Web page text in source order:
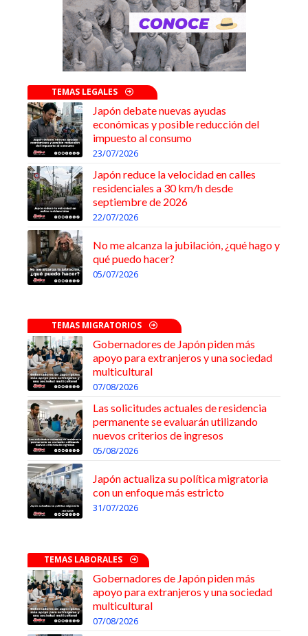
TEMAS LEGALES
Japón debate nuevas ayudas
económicas y posible reducción del
impuesto al consumo
23/07/2026
Japón reduce la velocidad en calles
residenciales a 30 km/h desde
septiembre de 2026
22/07/2026
No me alcanza la jubilación, ¿qué hago y
qué puedo hacer?
05/07/2026
TEMAS MIGRATORIOS
Gobernadores de Japón piden más
apoyo para extranjeros y una sociedad
multicultural
07/08/2026
Las solicitudes actuales de residencia
permanente se evaluarán utilizando
nuevos criterios de ingresos
05/08/2026
Japón actualiza su política migratoria
con un enfoque más estricto
31/07/2026
TEMAS LABORALES
Gobernadores de Japón piden más
apoyo para extranjeros y una sociedad
multicultural
07/08/2026